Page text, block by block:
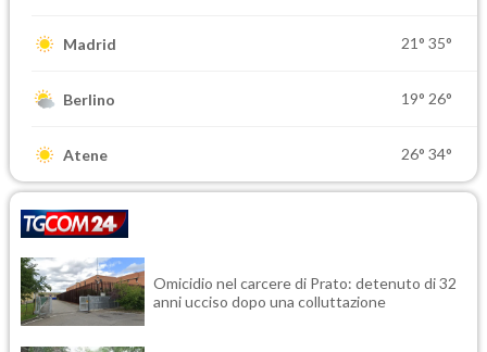
Madrid 21° 35°
Berlino 19° 26°
Atene 26° 34°
Omicidio nel carcere di Prato: detenuto di 32
anni ucciso dopo una colluttazione